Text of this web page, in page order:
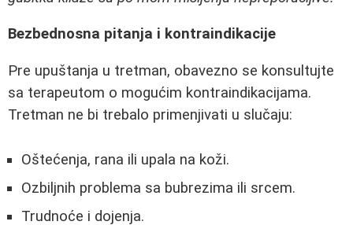
Bezbednosna pitanja i kontraindikacije
Pre upuštanja u tretman, obavezno se konsultujte
sa terapeutom o mogućim kontraindikacijama.
Tretman ne bi trebalo primenjivati u slučaju:
Oštećenja, rana ili upala na koži.
Ozbiljnih problema sa bubrezima ili srcem.
Trudnoće i dojenja.